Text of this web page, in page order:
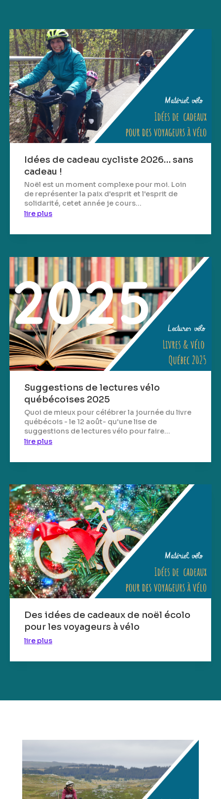
Idées de cadeau cycliste 2026… sans
cadeau !
Noël est un moment complexe pour moi. Loin
de représenter la paix d'esprit et l'esprit de
solidarité, cetet année je cours...
lire plus
Suggestions de lectures vélo
québécoises 2025
Quoi de mieux pour célébrer la journée du livre
québécois - le 12 août- qu'une lise de
suggestions de lectures vélo pour faire...
lire plus
Des idées de cadeaux de noël écolo
pour les voyageurs à vélo
lire plus